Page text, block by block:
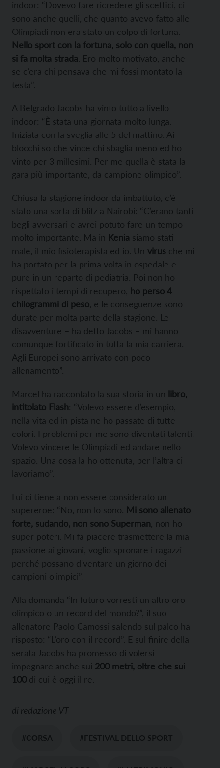
indoor: “Dovevo fare ricredere gli scettici, ci
sono anche quelli, che quanto avevo fatto alle
Olimpiadi non era stato un colpo di fortuna.
Nello sport con la fortuna, solo con quella, non
si fa molta strada. Ero molto motivato, anche
se c’era chi pensava che mi fossi montato la
testa”.
A Belgrado Jacobs ha vinto tutto a livello
indoor: “È stata una giornata molto lunga.
Iniziata con la sveglia alle 5 del mattino. Ai
blocchi so che vince chi sbaglia meno ed ho
vinto per 3 millesimi. Per me quella è stata la
gara più importante, da campione olimpico”.
Chiusa la stagione indoor da imbattuto, c’è
stato una sorta di blitz a Nairobi: “C’erano tanti
begli avversari e avrei potuto fare un tempo
molto importante. Ma in Kenia siamo stati
male, il mio fisioterapista ed io. Un virus che mi
ha portato per la prima volta in ospedale e
pure in un reparto di pediatria. Poi non ho
rispettato i tempi di recupero, ho perso 4
chilogrammi di peso , e le conseguenze sono
durate per molta parte della stagione. Le
disavventure – ha detto Jacobs – mi hanno
comunque fortificato in tutta la mia carriera.
Agli Europei sono arrivato con poco
allenamento”.
Marcel ha raccontato la sua storia in un libro,
intitolato Flash: “Volevo essere d’esempio,
nella vita ed in pista ne ho passate di tutte
colori. I problemi per me sono diventati talenti.
Volevo vincere le Olimpiadi ed andare nello
spazio. Una cosa la ho ottenuta, per l’altra ci
lavoriamo”.
Lui ci tiene a non essere considerato un
supereroe: “No, non lo sono. Mi sono allenato
forte, sudando, non sono Superman , non ho
super poteri. Mi fa piacere trasmettere la mia
passione ai giovani, voglio spronare i ragazzi
perché possano diventare un giorno dei
campioni olimpici”.
Alla domanda “In futuro vorresti un altro oro
olimpico o un record del mondo?”, il suo
allenatore Paolo Camossi salendo sul palco ha
risposto: “L’oro con il record”. E sul finire della
serata Jacobs ha promesso di volersi
impegnare anche sui 200 metri, oltre che sui
100 di cui è oggi il re.
di redazione VT
#CORSA #FESTIVAL DELLO SPORT